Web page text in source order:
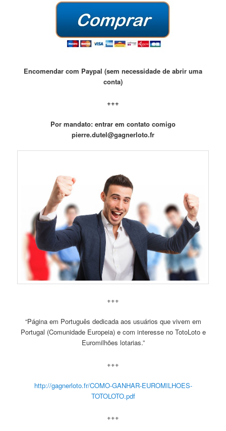
Encomendar com Paypal (sem necessidade de abrir uma
conta)
+++
Por mandato: entrar em contato comigo
pierre.dutel@gagnerloto.fr
+++
“Página em Português dedicada aos usuários que vivem em
Portugal (Comunidade Europeia) e com interesse no TotoLoto e
Euromilhões lotarias.”
+++
http://gagnerloto.fr/COMO-GANHAR-EUROMILHOES-
TOTOLOTO.pdf
+++